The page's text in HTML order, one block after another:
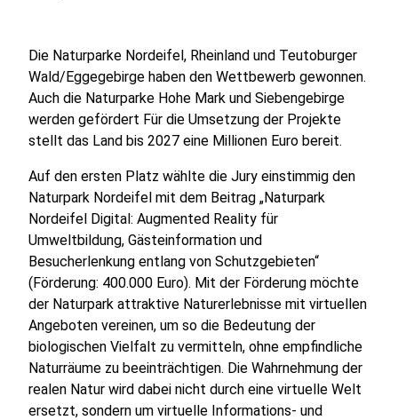
Die Naturparke Nordeifel, Rheinland und Teutoburger
Wald/Eggegebirge haben den Wettbewerb gewonnen.
Auch die Naturparke Hohe Mark und Siebengebirge
werden gefördert Für die Umsetzung der Projekte
stellt das Land bis 2027 eine Millionen Euro bereit.
Auf den ersten Platz wählte die Jury einstimmig den
Naturpark Nordeifel mit dem Beitrag „Naturpark
Nordeifel Digital: Augmented Reality für
Umweltbildung, Gästeinformation und
Besucherlenkung entlang von Schutzgebieten“
(Förderung: 400.000 Euro). Mit der Förderung möchte
der Naturpark attraktive Naturerlebnisse mit virtuellen
Angeboten vereinen, um so die Bedeutung der
biologischen Vielfalt zu vermitteln, ohne empfindliche
Naturräume zu beeinträchtigen. Die Wahrnehmung der
realen Natur wird dabei nicht durch eine virtuelle Welt
ersetzt, sondern um virtuelle Informations- und